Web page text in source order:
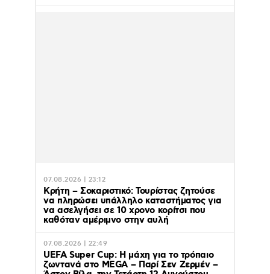
07.08.2026 | 23:12
Κρήτη – Σοκαριστικό: Τουρίστας ζητούσε
να πληρώσει υπάλληλο καταστήματος για
να ασελγήσει σε 10 χρονο κορίτσι που
καθόταν αμέριμνο στην αυλή
07.08.2026 | 22:49
UEFA Super Cup: Η μάχη για το τρόπαιο
ζωντανά στο MEGA – Παρί Σεν Ζερμέν –